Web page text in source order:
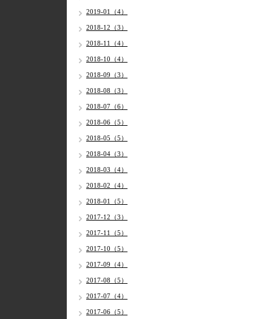
2019-01（4）
2018-12（3）
2018-11（4）
2018-10（4）
2018-09（3）
2018-08（3）
2018-07（6）
2018-06（5）
2018-05（5）
2018-04（3）
2018-03（4）
2018-02（4）
2018-01（5）
2017-12（3）
2017-11（5）
2017-10（5）
2017-09（4）
2017-08（5）
2017-07（4）
2017-06（5）